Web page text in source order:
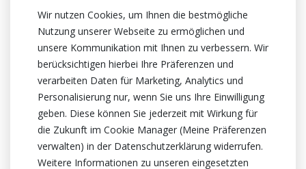
120 Gramm
Topfhöhe
1cm Höhe
Zertifikat
Kein Zertifikate
Wir nutzen Cookies, um Ihnen die bestmögliche
Nutzung unserer Webseite zu ermöglichen und
unsere Kommunikation mit Ihnen zu verbessern. Wir
berücksichtigen hierbei Ihre Präferenzen und
verarbeiten Daten für Marketing, Analytics und
Personalisierung nur, wenn Sie uns Ihre Einwilligung
geben. Diese können Sie jederzeit mit Wirkung für
die Zukunft im Cookie Manager (Meine Präferenzen
verwalten) in der Datenschutzerklärung widerrufen.
Weitere Informationen zu unseren eingesetzten